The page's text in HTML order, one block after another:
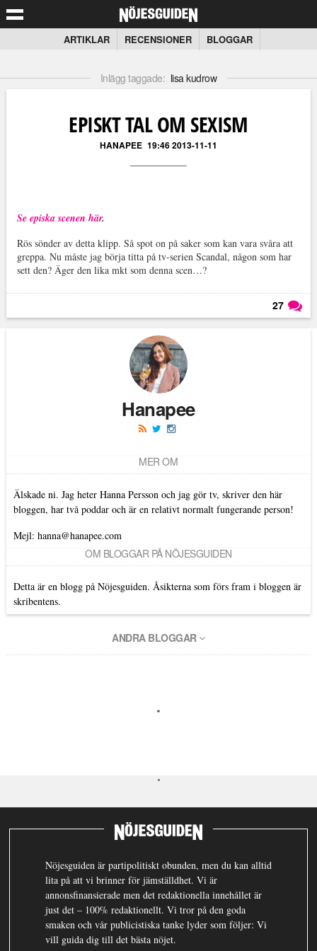
ARTIKLAR RECENSIONER BLOGGAR
Inlägg taggade: lisa kudrow
EPISKT TAL OM SEXISM
HANAPEE 19:46 2013-11-11
Se episka scenen här.
Rös sönder av detta klipp. Så spot on på saker som kan vara svåra att
greppa. Nu måste jag börja titta på tv-serien Scandal, någon som har
sett den? Äger den lika mkt som denna scen…?
27
Hanapee
MER OM
Älskade ni. Jag heter Hanna Persson och jag gör tv, skriver den här
bloggen, har två poddar och är en relativt normalt fungerande person!
Mejl: hanna@hanapee.com
OM BLOGGAR PÅ NÖJESGUIDEN
Detta är en blogg på Nöjesguiden. Åsikterna som förs fram i bloggen är
skribentens.
ANDRA BLOGGAR
Nöjesguiden är partipolitiskt obunden, men du kan alltid
lita på att vi brinner för jämställdhet. Vi är
annonsfinansierade men det redaktionella innehållet är
just det – 100% redaktionellt. Vi tror på den goda
smaken och vår publicistiska tanke lyder som följer: Vi
vill guida dig till det bästa nöjet.